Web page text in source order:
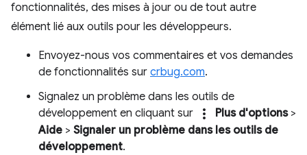
fonctionnalités, des mises à jour ou de tout autre
élément lié aux outils pour les développeurs.
Envoyez-nous vos commentaires et vos demandes
de fonctionnalités sur crbug.com.
Signalez un problème dans les outils de
développement en cliquant sur
more_vert Plus d'options>
Aide > Signaler un problème dans les outils de
développement.